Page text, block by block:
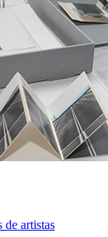
de artistas